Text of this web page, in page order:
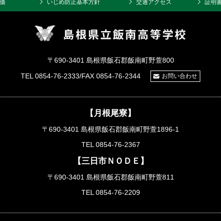
いじめ防止基本方針 交通アクセス 証明
〒690-3401 島根県飯石郡飯南町野萱800
TEL 0854-76-2333/FAX 0854-76-2344
お問い合わせ
【月根尾寮】
〒690-3401 島根県飯石郡飯南町野萱1896-1
TEL 0854-76-2367
【三日市ＮＯＤＥ】
〒690-3401 島根県飯石郡飯南町野萱811
TEL 0854-76-2209